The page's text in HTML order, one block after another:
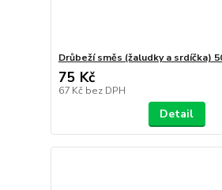
Drůbeží směs (žaludky a srdíčka)
75 Kč
67 Kč bez DPH
Detail